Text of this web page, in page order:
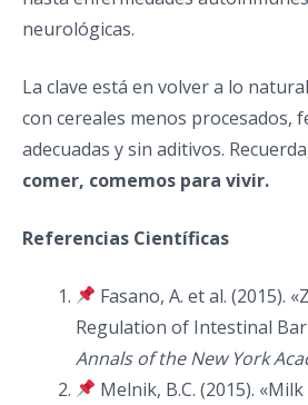
neurológicas.
La clave está en volver a lo
con cereales menos procesados,
adecuadas y sin aditivos.
comer, comemos para vivir.
Referencias Científicas
Fasano, A. et al. (2015).
Regulation of Intestinal
Annals of the New York
Melnik, B.C. (2015).